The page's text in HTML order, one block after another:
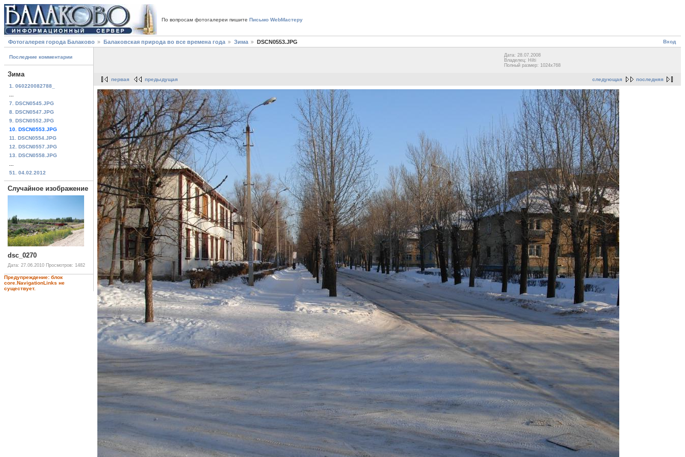
По вопросам фотогалереи пишите Письмо WebМастеру
Вход
Фотогалерея города Балаково Балаковская природа во все времена года Зима DSCN0553.JPG
Последние комментарии
Зима
1. 060220082788_
7. DSCN0545.JPG
8. DSCN0547.JPG
9. DSCN0552.JPG
10. DSCN0553.JPG
11. DSCN0554.JPG
12. DSCN0557.JPG
13. DSCN0558.JPG
51. 04.02.2012
Случайное изображение
dsc_0270
Дата: 27.06.2010 Просмотров: 1482
Предупреждение: блок
core.NavigationLinks не
существует.
Дата: 28.07.2008
Владелец: Hilti
Полный размер: 1024x768
следующая последняя
первая предыдущая